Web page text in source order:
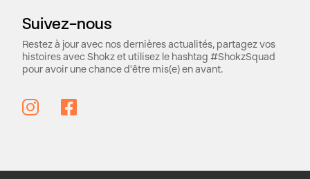
Suivez-nous
Restez à jour avec nos dernières actualités, partagez vos
histoires avec Shokz et utilisez le hashtag #ShokzSquad
pour avoir une chance d'être mis(e) en avant.